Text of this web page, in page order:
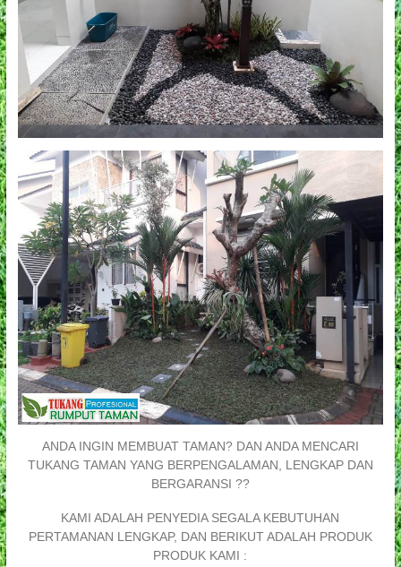
ANDA INGIN MEMBUAT TAMAN? DAN ANDA MENCARI
TUKANG TAMAN YANG BERPENGALAMAN, LENGKAP DAN
BERGARANSI ??
KAMI ADALAH PENYEDIA SEGALA KEBUTUHAN
PERTAMANAN LENGKAP, DAN BERIKUT ADALAH PRODUK
PRODUK KAMI :